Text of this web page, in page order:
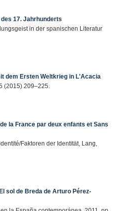
17. Jahrhunderts
in der spanischen Literatur
dem Ersten Weltkrieg in L'Acacia
(2015) 209–225.
la France par deux enfants et Sans
Faktoren der Identität, Lang,
sol de Breda de Arturo Pérez-